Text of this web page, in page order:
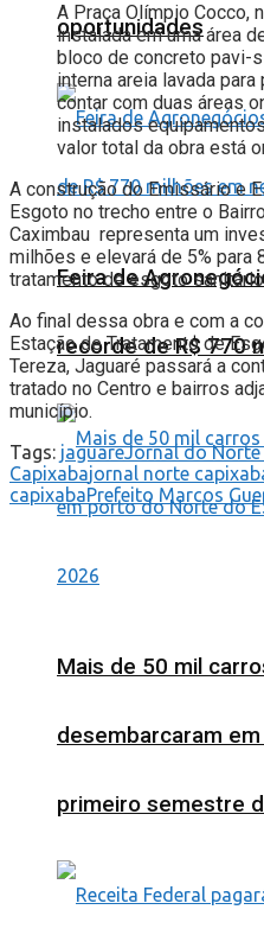
oportunidades
Feira de
recorde de R$ 770
Mais de 50 mil
desembarcaram
primeiro semestre
A Praça Olímpio Cocco,
instalada em uma área
bloco de concreto pavi-
interna areia lavada para
contar com duas áreas
instalados
valor total da obra está
A construção do Emissário e
Esgoto no trecho entre o
Caximbau representa um
milhões e elevará de 5% para
tratamento de esgoto
Ao final dessa obra e com a
Estação de Tratamento de
Tereza, Jaguaré passará a
tratado no Centro e bairros
município.
Tags: jaguareJornal do Norte
Capixabajornal norte
capixabaPrefeito Marcos